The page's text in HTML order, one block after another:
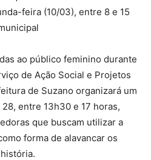
feira (10/03), entre 8 e 15
ao público feminino durante
de Ação Social e Projetos
de Suzano organizará um
entre 13h30 e 17 horas,
que buscam utilizar a
forma de alavancar os